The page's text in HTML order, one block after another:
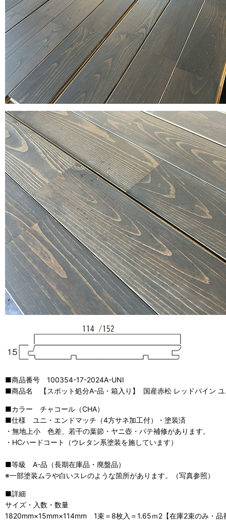
■商品番号 100354-17-2024A-UNI
■商品名 【スポット処分A-品・箱入り】 国産赤松 レッドパイン
■カラー チャコール（CHA）
■仕様 ユニ・エンドマッチ（4方サネ加工付）・塗装済
・無地上小 色差、若干の葉節・ヤニ壺・パテ補修があります。
・HCハードコート（ウレタン系塗装を施しています）
■等級 A-品（長期在庫品・廃盤品）
※一部塗装ムラや白いスレのような箇所があります。（写真参照）
■詳細
サイズ・入数・数量
1820mm×15mm×114mm 1束＝8枚入＝1.65ｍ2【在庫2束のみ・品